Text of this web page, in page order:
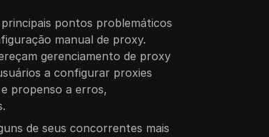
pontos problemáticos
manual de proxy.
gerenciamento de proxy
a configurar proxies
propenso a erros,
de seus concorrentes mais